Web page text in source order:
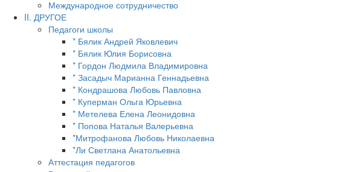
Международное сотрудничество
II. ДРУГОЕ
Педагоги школы
* Бялик Андрей Яковлевич
* Бялик Юлия Борисовна
* Гордон Людмила Владимировна
* Засадыч Марианна Геннадьевна
* Кондрашова Любовь Павловна
* Куперман Ольга Юрьевна
* Метелева Елена Леонидовна
* Попова Наталья Валерьевна
*Митрофанова Любовь Николаевна
*Ли Светлана Анатольевна
Аттестация педагогов